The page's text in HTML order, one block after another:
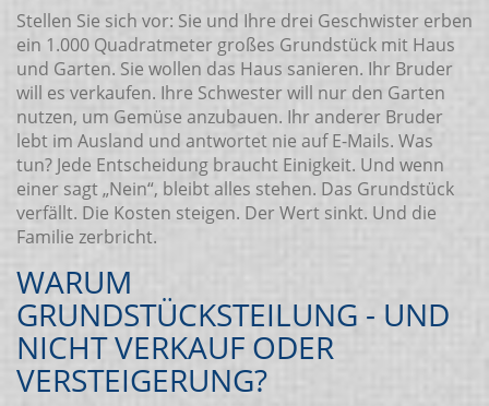
Stellen Sie sich vor: Sie und Ihre drei Geschwister erben
ein 1.000 Quadratmeter großes Grundstück mit Haus
und Garten. Sie wollen das Haus sanieren. Ihr Bruder
will es verkaufen. Ihre Schwester will nur den Garten
nutzen, um Gemüse anzubauen. Ihr anderer Bruder
lebt im Ausland und antwortet nie auf E-Mails. Was
tun? Jede Entscheidung braucht Einigkeit. Und wenn
einer sagt „Nein“, bleibt alles stehen. Das Grundstück
verfällt. Die Kosten steigen. Der Wert sinkt. Und die
Familie zerbricht.
WARUM
GRUNDSTÜCKSTEILUNG - UND
NICHT VERKAUF ODER
VERSTEIGERUNG?